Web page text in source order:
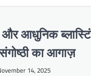
और आधुनिक
संगोष्ठी का आगाज़
14, 2025